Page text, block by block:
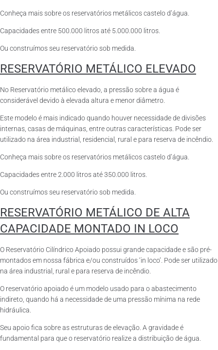
Conheça mais sobre os reservatórios metálicos castelo d’água.
Capacidades entre 500.000 litros até 5.000.000 litros.
Ou construímos seu reservatório sob medida.
RESERVATÓRIO METÁLICO ELEVADO
No Reservatório metálico elevado, a pressão sobre a água é
considerável devido à elevada altura e menor diâmetro.
Este modelo é mais indicado quando houver necessidade de divisões
internas, casas de máquinas, entre outras características. Pode ser
utilizado na área industrial, residencial, rural e para reserva de incêndio.
Conheça mais sobre os reservatórios metálicos castelo d’água.
Capacidades entre 2.000 litros até 350.000 litros.
Ou construímos seu reservatório sob medida.
RESERVATÓRIO METÁLICO DE ALTA
CAPACIDADE MONTADO IN LOCO
O Reservatório Cilíndrico Apoiado possui grande capacidade e são pré-
montados em nossa fábrica e/ou construídos ‘in loco’. Pode ser utilizado
na área industrial, rural e para reserva de incêndio.
O reservatório apoiado é um modelo usado para o abastecimento
indireto, quando há a necessidade de uma pressão mínima na rede
hidráulica.
Seu apoio fica sobre as estruturas de elevação. A gravidade é
fundamental para que o reservatório realize a distribuição de água.